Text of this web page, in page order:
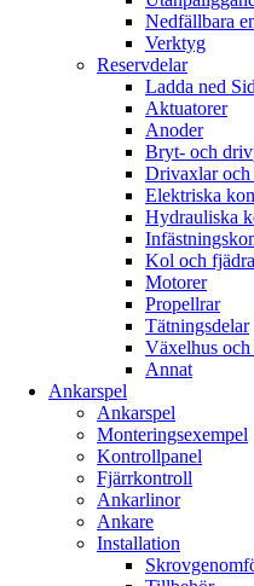
Nedfällbara
Verktyg
Reservdelar
Ladda ned
Aktuatorer
Anoder
Bryt- och
Drivaxlar
Elektriska
Hydrauliska
Kol och
Motorer
Propellrar
Tätningsdelar
Växelhus och
Annat
Ankarspel
Ankarspel
Monteringsexempel
Kontrollpanel
Fjärrkontroll
Ankarlinor
Ankare
Installation